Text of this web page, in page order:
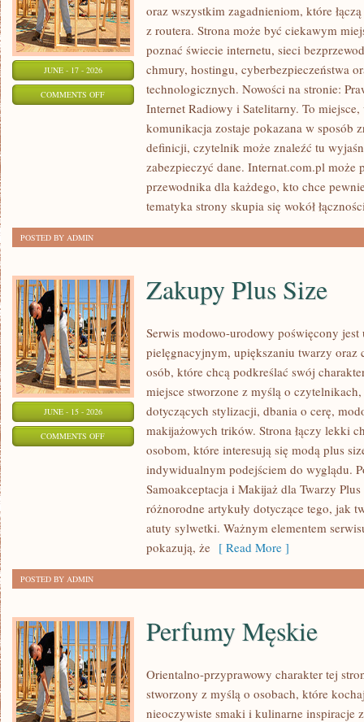
JUNE - 17 - 2026
COMMENTS OFFON
INTERNATY
oraz wszystkim zagadnieniom, które
z routera. Strona może być ciekawym
poznać świecie internetu, sieci
chmury, hostingu, cyberbezpieczeństwa
technologicznych. Nowości na stronie:
Internet Radiowy i Satelitarny. To
komunikacja zostaje pokazana w sposób
definicji, czytelnik może znaleźć tu
zabezpieczyć dane. Internat.com.pl może
przewodnika dla każdego, kto chce
tematyka strony skupia się wokół
POSTED BY ADMIN
JUNE - 15 - 2026
COMMENTS OFFON
Zakupy Plus Size
Serwis modowo-urodowy poświęcony
pielęgnacyjnym, upiększaniu twarzy oraz
osób, które chcą podkreślać swój
miejsce stworzone z myślą o
dotyczących stylizacji, dbania o cerę,
makijażowych trików. Strona łączy lekki
osobom, które interesują się modą plus
indywidualnym podejściem do wyglądu.
Samoakceptacja i Makijaż dla Twarzy
różnorodne artykuły dotyczące tego, jak
atuty sylwetki. Ważnym elementem
pokazują, że [ Read More ]
POSTED BY ADMIN
Perfumy Męskie
Orientalno-przyprawowy charakter tej
stworzony z myślą o osobach, które
nieoczywiste smaki i kulinarne inspiracje